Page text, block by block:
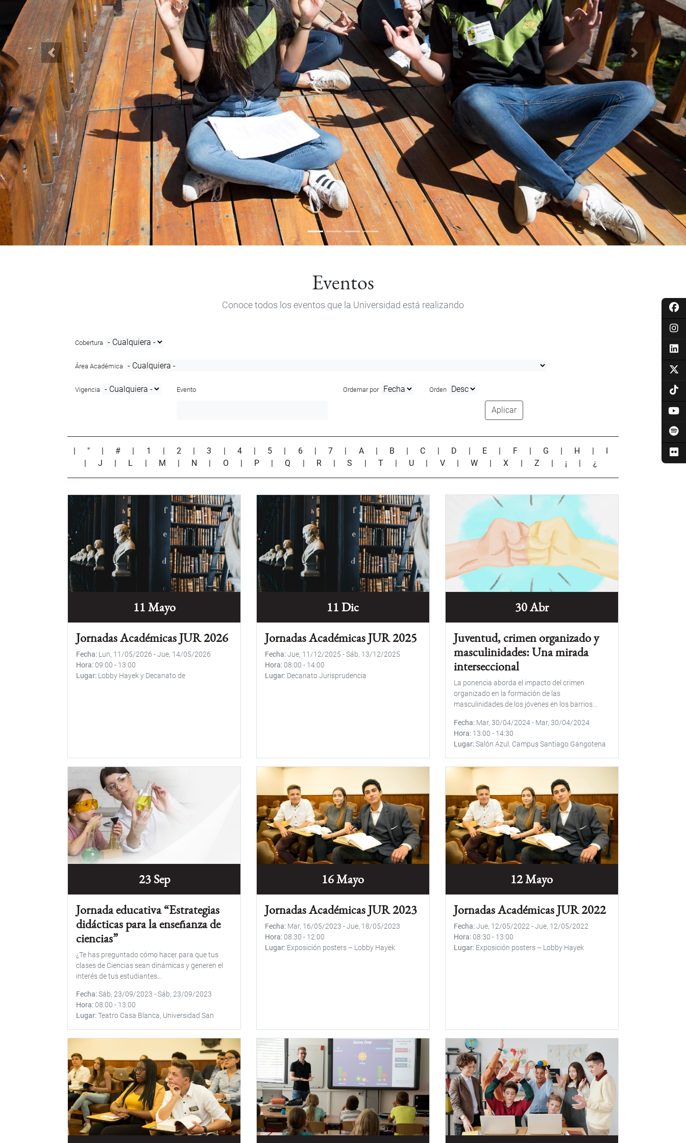
Anterior Siguiente
Eventos
Conoce todos los eventos que la Universidad está realizando
Cobertura
Área Académica
Vigencia Evento Ordernar por Orden
Aplicar
" # 1 2 |3 4 5 6 |7 A B C D E F G H
J L M N O P |Q R |S T U V W |X Z ¡ ¿
11 Mayo
Jornadas Académicas JUR 2026
Fecha Lun, 11/05/2026 -Jue, 14/05/2026
Hora 09:00 - 13:00
Lugar Lobby Hayek y Decanato de
11 Dic
Jornadas Académicas JUR 2025
Fecha Jue, 11/12/2025 -Sáb, 13/12/2025
Hora 08:00 - 14:00
Lugar Decanato Jurisprudencia
30 Abr
Juventud, crimen organizado y
masculinidades: Una mirada
interseccional
La ponencia aborda el impacto del crimen
organizado en la formación de las
masculinidades de los jóvenes en los barrios...
Fecha Mar, 30/04/2024- Mar, 30/04/2024
Hora 13:00 - 14:30
Lugar Salón Azul, Campus Santiago Gangotena
23 Sep
Jornada educativa “Estrategias
didácticas para la enseñanza de
ciencias”
¿Te has preguntado cómo hacer para que tus
clases de Ciencias sean dinámicas y generen el
interés de tus estudiantes...
Fecha Sáb, 23/09/2023 -Sáb, 23/09/2023
Hora 08:00 - 13:00
Lugar Teatro Casa Blanca, Universidad San
16 Mayo
Jornadas Académicas JUR 2023
Fecha Mar, 16/05/2023 -Jue, 18/05/2023
Hora 08:30 - 12:00
Lugar Exposición posters – Lobby Hayek
12 Mayo
Jornadas Académicas JUR 2022
Fecha Jue, 12/05/2022-Jue, 12/05/2022
Hora 08:30 - 13:00
Lugar Exposición posters – Lobby Hayek